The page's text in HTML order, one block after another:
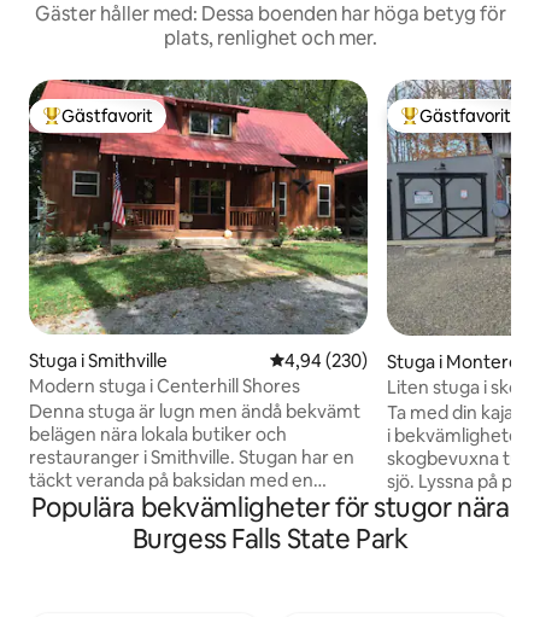
Gäster håller med: Dessa boenden har höga betyg för
plats, renlighet och mer.
Populär gästfavorit
Gästfavorit
Stuga i Smithville 4,94 av 5 i genomsnittligt
4,94 (230)
Modern stuga i Centerhill Shores
Denna stuga är lugn men ändå bekvämt
belägen nära lokala butiker och
restauranger i Smithville. Stugan har en
täckt veranda på baksidan med en
vacker utsikt över skogen och en
badtunna att njuta av oavsett väder. Du
kan njuta av vandring, fiske och båtliv i
Populär
Gästfavorit
Stuga i Monterey
Liten stuga i
Ta med din kajak
i bekvämligheten
skogbevuxna
sjö. Lyssna på
lägereldar som
natthimlen som
eldflugor. På
Populära bekvämligheter för stugor nära
Burgess Falls State Park